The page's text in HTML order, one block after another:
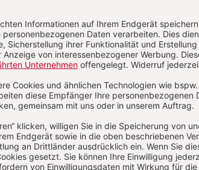
Artikel jetzt lesen!
Im Abo